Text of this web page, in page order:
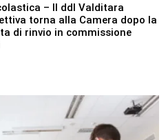
– Il ddl Valditara
torna alla Camera dopo la
di rinvio in commissione